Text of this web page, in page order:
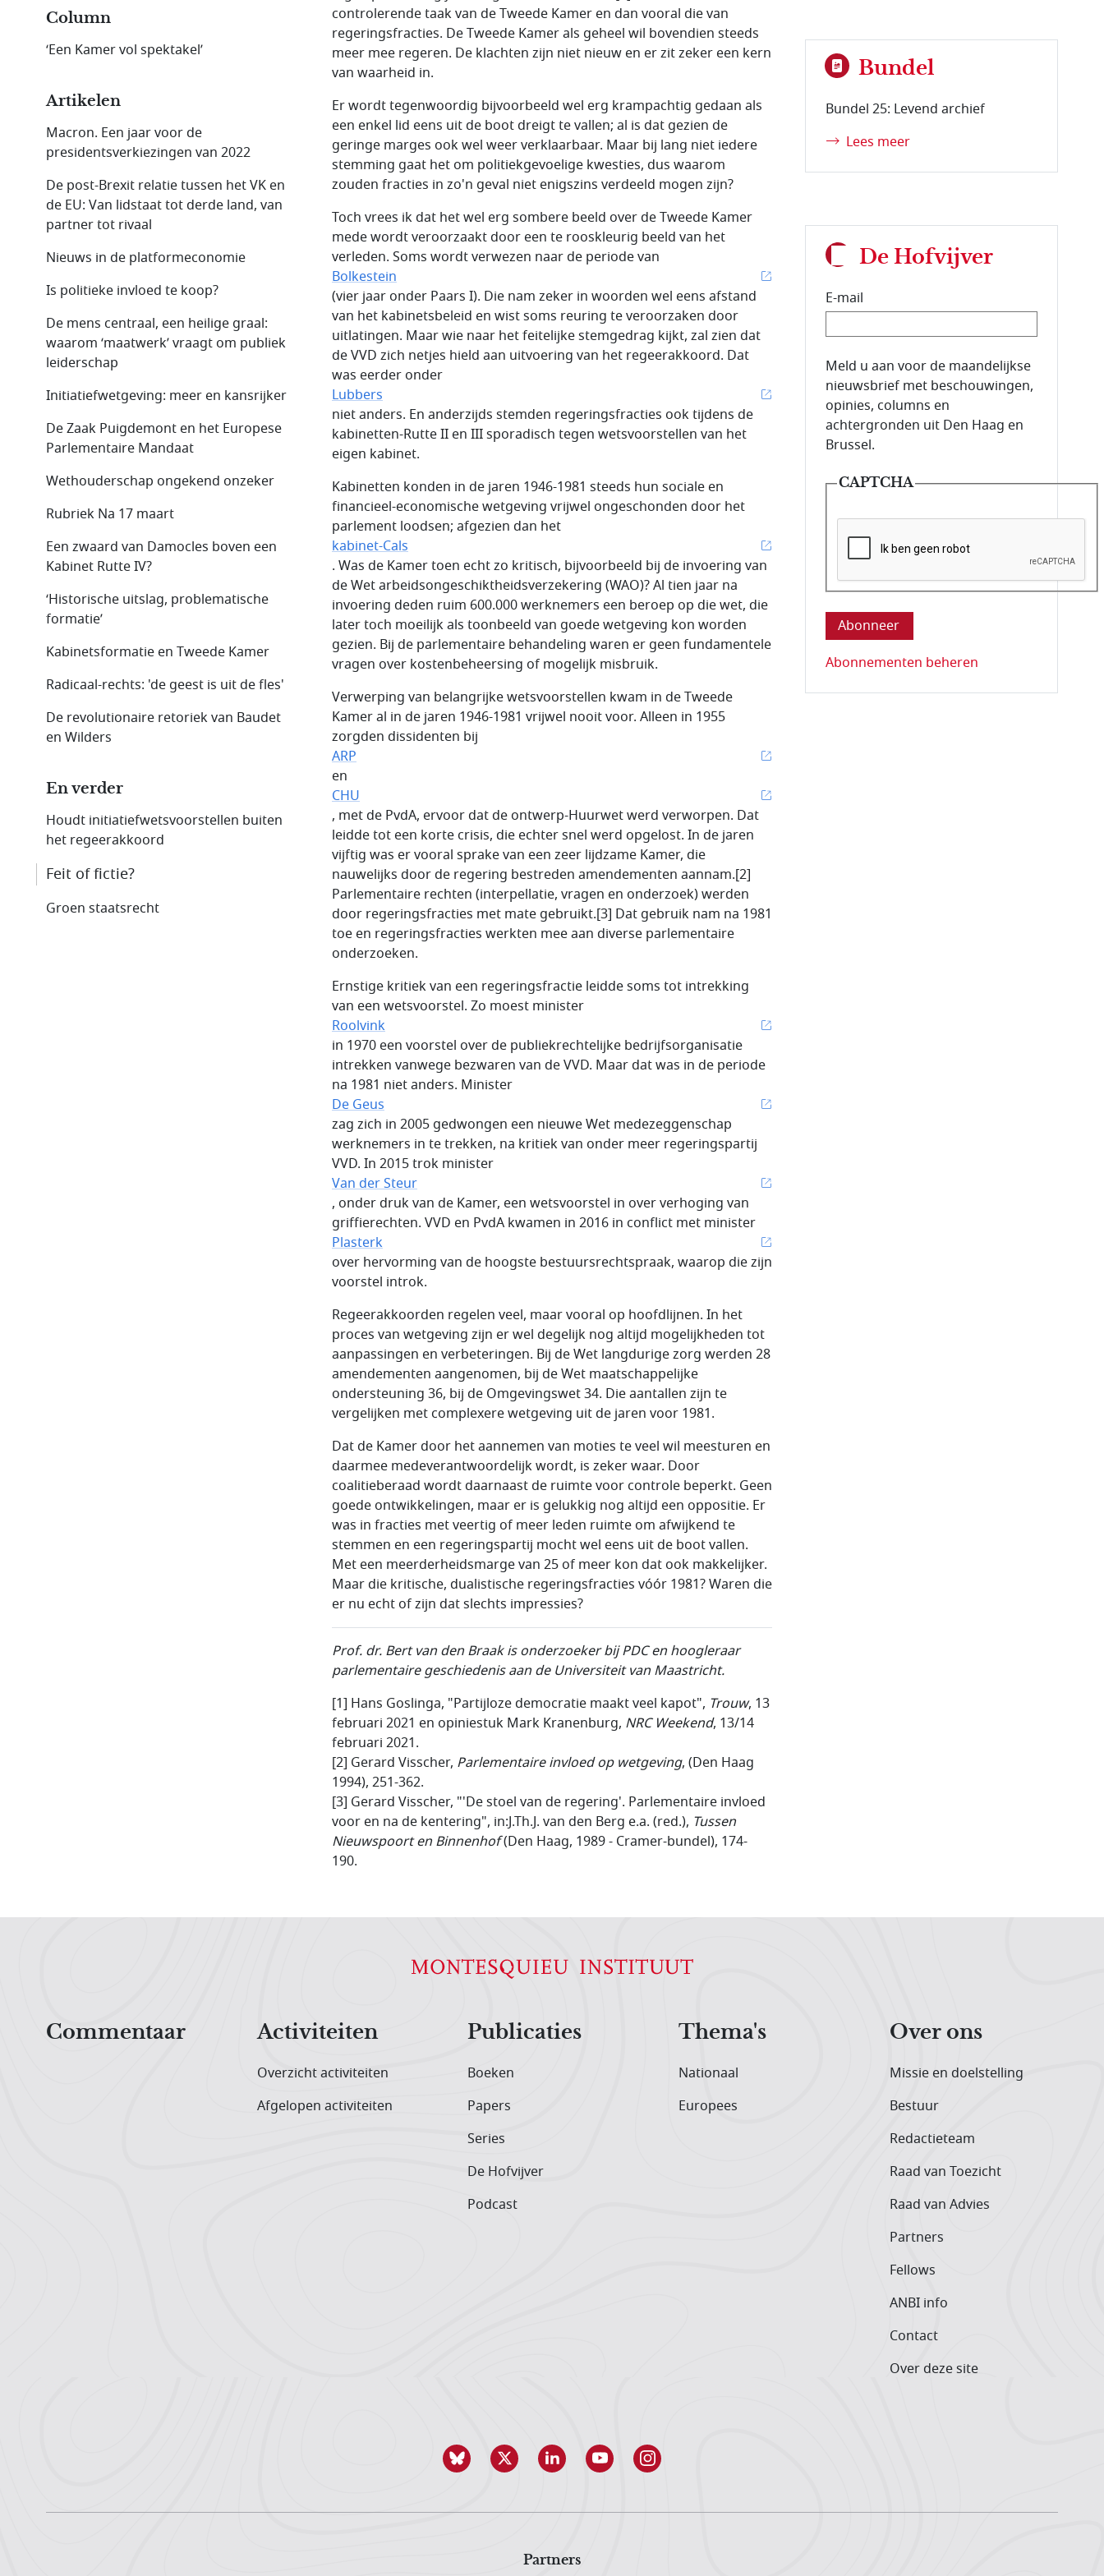
controlerende taak van de Tweede Kamer en dan vooral die van
regeringsfracties. De Tweede Kamer als geheel wil bovendien steeds
meer mee regeren. De klachten zijn niet nieuw en er zit zeker een kern
van waarheid in.
Er wordt tegenwoordig bijvoorbeeld wel erg krampachtig gedaan als
een enkel lid eens uit de boot dreigt te vallen; al is dat gezien de
geringe marges ook wel weer verklaarbaar. Maar bij lang niet iedere
stemming gaat het om politiekgevoelige kwesties, dus waarom
zouden fracties in zo'n geval niet enigszins verdeeld mogen zijn?
Toch vrees ik dat het wel erg sombere beeld over de Tweede Kamer
mede wordt veroorzaakt door een te rooskleurig beeld van het
verleden. Soms wordt verwezen naar de periode van
Bolkestein
(vier jaar onder Paars I). Die nam zeker in woorden wel eens afstand
van het kabinetsbeleid en wist soms reuring te veroorzaken door
uitlatingen. Maar wie naar het feitelijke stemgedrag kijkt, zal zien dat
de VVD zich netjes hield aan uitvoering van het regeerakkoord. Dat
was eerder onder
Lubbers
niet anders. En anderzijds stemden regeringsfracties ook tijdens de
kabinetten-Rutte II en III sporadisch tegen wetsvoorstellen van het
eigen kabinet.
Kabinetten konden in de jaren 1946-1981 steeds hun sociale en
financieel-economische wetgeving vrijwel ongeschonden door het
parlement loodsen; afgezien dan het
kabinet-Cals
. Was de Kamer toen echt zo kritisch, bijvoorbeeld bij de invoering van
de Wet arbeidsongeschiktheids­verzekering (WAO)? Al tien jaar na
invoering deden ruim 600.000 werknemers een beroep op die wet, die
later toch moeilijk als toonbeeld van goede wetgeving kon worden
gezien. Bij de parlementaire behandeling waren er geen fundamentele
vragen over kostenbeheersing of mogelijk misbruik.
Verwerping van belangrijke wetsvoorstellen kwam in de Tweede
Kamer al in de jaren 1946-1981 vrijwel nooit voor. Alleen in 1955
zorgden dissidenten bij
ARP
en
CHU
, met de PvdA, ervoor dat de ontwerp-Huurwet werd verworpen. Dat
leidde tot een korte crisis, die echter snel werd opgelost. In de jaren
vijftig was er vooral sprake van een zeer lijdzame Kamer, die
nauwelijks door de regering bestreden amendementen aannam.[2]
Parlementaire rechten (interpellatie, vragen en onderzoek) werden
door regeringsfracties met mate gebruikt.[3] Dat gebruik nam na 1981
toe en regeringsfracties werkten mee aan diverse parlementaire
onderzoeken.
Ernstige kritiek van een regeringsfractie leidde soms tot intrekking
van een wetsvoorstel. Zo moest minister
Roolvink
in 1970 een voorstel over de publiekrechtelijke bedrijfsorganisatie
intrekken vanwege bezwaren van de VVD. Maar dat was in de periode
na 1981 niet anders. Minister
De Geus
zag zich in 2005 gedwongen een nieuwe Wet medezeggenschap
werknemers in te trekken, na kritiek van onder meer regeringspartij
VVD. In 2015 trok minister
Van der Steur
, onder druk van de Kamer, een wetsvoorstel in over verhoging van
griffierechten. VVD en PvdA kwamen in 2016 in conflict met minister
Plasterk
over hervorming van de hoogste bestuursrechtspraak, waarop die zijn
voorstel introk.
Regeerakkoorden regelen veel, maar vooral op hoofdlijnen. In het
proces van wetgeving zijn er wel degelijk nog altijd mogelijkheden tot
aanpassingen en verbeteringen. Bij de Wet langdurige zorg werden 28
amendementen aangenomen, bij de Wet maatschappelijke
ondersteuning 36, bij de Omgevingswet 34. Die aantallen zijn te
vergelijken met complexere wetgeving uit de jaren voor 1981.
Dat de Kamer door het aannemen van moties te veel wil meesturen en
daarmee medeverantwoordelijk wordt, is zeker waar. Door
coalitieberaad wordt daarnaast de ruimte voor controle beperkt. Geen
goede ontwikkelingen, maar er is gelukkig nog altijd een oppositie. Er
was in fracties met veertig of meer leden ruimte om afwijkend te
stemmen en een regeringspartij mocht wel eens uit de boot vallen.
Met een meerderheidsmarge van 25 of meer kon dat ook makkelijker.
Maar die kritische, dualistische regeringsfracties vóór 1981? Waren die
er nu echt of zijn dat slechts impressies?
Prof. dr. Bert van den Braak is onderzoeker bij PDC en hoogleraar
parlementaire geschiedenis aan de Universiteit van Maastricht.
[1] Hans Goslinga, "Partijloze democratie maakt veel kapot", Trouw, 13
februari 2021 en opiniestuk Mark Kranenburg, NRC Weekend, 13/14
februari 2021.
[2] Gerard Visscher, Parlementaire invloed op wetgeving, (Den Haag
1994), 251-362.
[3] Gerard Visscher, "'De stoel van de regering'. Parlementaire invloed
voor en na de kentering", in:J.Th.J. van den Berg e.a. (red.), Tussen
Nieuwspoort en Binnenhof(Den Haag, 1989 - Cramer-bundel), 174-
190.
Column
‘Een Kamer vol spektakel’
Artikelen
Macron. Een jaar voor de
presidentsverkiezingen van 2022
De post-Brexit relatie tussen het VK en
de EU: Van lidstaat tot derde land, van
partner tot rivaal
Nieuws in de platformeconomie
Is politieke invloed te koop?
De mens centraal, een heilige graal:
waarom ‘maatwerk’ vraagt om publiek
leiderschap
Initiatiefwetgeving: meer en kansrijker
De Zaak Puigdemont en het Europese
Parlementaire Mandaat
Wethouderschap ongekend onzeker
Rubriek Na 17 maart
Een zwaard van Damocles boven een
Kabinet Rutte IV?
‘Historische uitslag, problematische
formatie’
Kabinetsformatie en Tweede Kamer
Radicaal-rechts: 'de geest is uit de fles'
De revolutionaire retoriek van Baudet
en Wilders
En verder
Houdt initiatiefwets­voorstellen buiten
het regeerakkoord
Feit of fictie?
Groen staatsrecht
Bundel
Bundel 25: Levend archief
Lees meer
De Hofvijver
E-mail
E-mailadres van de abonnee.
Meld u aan voor de maandelijkse
nieuwsbrief met beschouwingen,
opinies, columns en
achtergronden uit Den Haag en
Brussel.
CAPTCHA
Deze vraag is om te controleren dat u
Abonnementen beheren
Commentaar
Activiteiten
Overzicht activiteiten
Afgelopen activiteiten
Publicaties
Boeken
Papers
Series
De Hofvijver
Podcast
Thema's
Nationaal
Europees
Over ons
Missie en doelstelling
Bestuur
Redactieteam
Raad van Toezicht
Raad van Advies
Partners
Fellows
ANBI info
Contact
Over deze site
Partners